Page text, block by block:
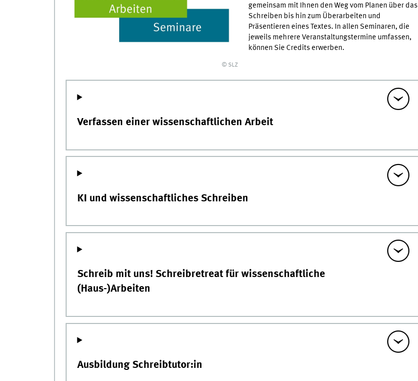
© SLZ
gemeinsam mit Ihnen den Weg vom Planen über das
Schreiben bis hin zum Überarbeiten und
Präsentieren eines Textes. In allen Seminaren, die
jeweils mehrere Veranstaltungstermine umfassen,
können Sie Credits erwerben.
Verfassen einer wissenschaftlichen Arbeit
KI und wissenschaftliches Schreiben
Schreib mit uns! Schreibretreat für wissenschaftliche
(Haus-)Arbeiten
Ausbildung Schreibtutor:in